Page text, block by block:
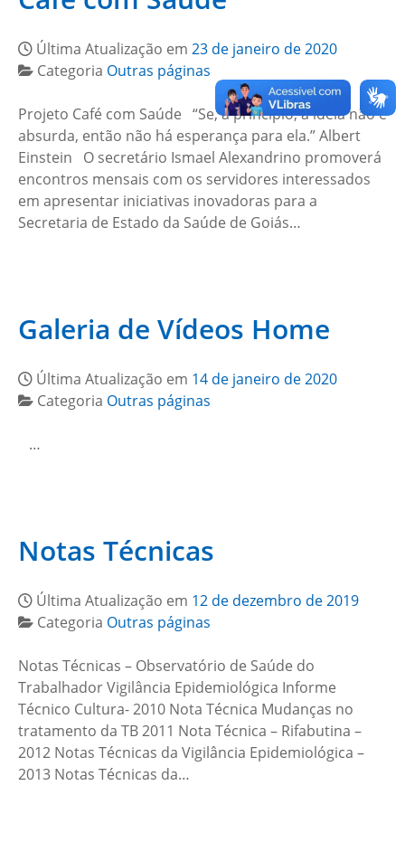
Última Atualização em 23 de janeiro de 2020
Categoria Outras páginas
Projeto Café com Saúde “Se, a princípio, a ideia não é
absurda, então não há esperança para ela.” Albert
Einstein O secretário Ismael Alexandrino promoverá
encontros mensais com os servidores interessados
em apresentar iniciativas inovadoras para a
Secretaria de Estado da Saúde de Goiás…
Galeria de Vídeos Home
Última Atualização em 14 de janeiro de 2020
Categoria Outras páginas
…
Notas Técnicas
Última Atualização em 12 de dezembro de 2019
Categoria Outras páginas
Notas Técnicas – Observatório de Saúde do
Trabalhador Vigilância Epidemiológica Informe
Técnico Cultura- 2010 Nota Técnica Mudanças no
tratamento da TB 2011 Nota Técnica – Rifabutina –
2012 Notas Técnicas da Vigilância Epidemiológica –
2013 Notas Técnicas da…